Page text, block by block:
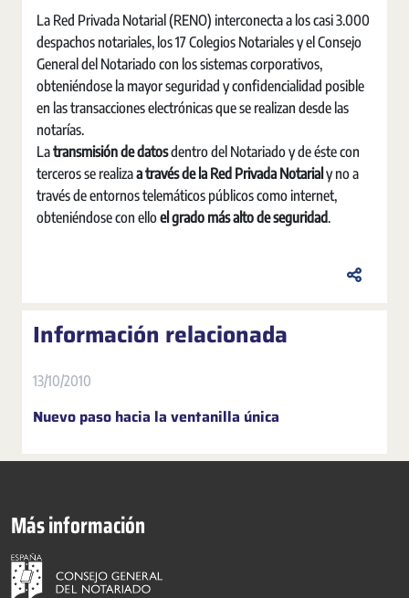
La Red Privada Notarial (RENO) interconecta a los casi 3.000
despachos notariales, los 17 Colegios Notariales y el Consejo
General del Notariado con los sistemas corporativos,
obteniéndose la mayor seguridad y confidencialidad posible
en las transacciones electrónicas que se realizan desde las
notarías.
Latransmisión de datosdentro del Notariado y de éste con
terceros se realizaa través de la Red Privada Notarial y no a
través de entornos telemáticos públicos como internet,
obteniéndose con elloel grado más alto de seguridad.
Información relacionada
13/10/2010
Nuevo paso hacia la ventanilla única
Más información